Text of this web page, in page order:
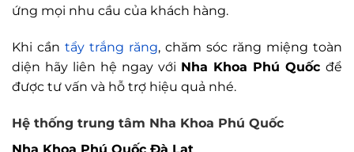
ứng mọi nhu cầu của khách hàng.
Khi cần tẩy trắng răng, chăm sóc răng miệng toàn
diện hãy liên hệ ngay với Nha Khoa Phú Quốc để
được tư vấn và hỗ trợ hiệu quả nhé.
Hệ thống trung tâm Nha Khoa Phú Quốc
Nha Khoa Phú Quốc Đà Lạt